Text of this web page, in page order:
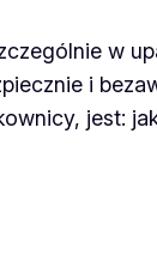
w
i
jest: